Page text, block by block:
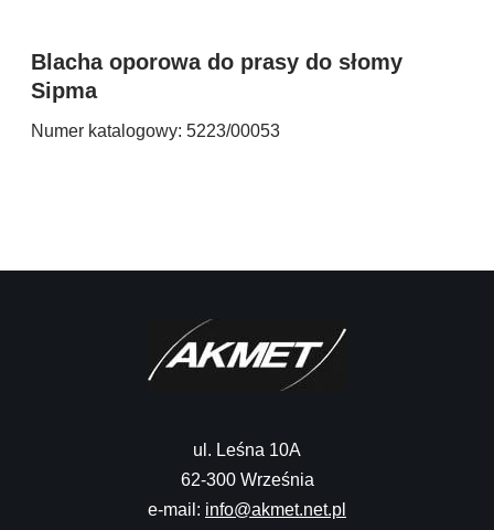
Blacha oporowa do prasy do słomy
Sipma
Numer katalogowy: 5223/00053
ul. Leśna 10A
62-300 Września
e-mail: info@akmet.net.pl